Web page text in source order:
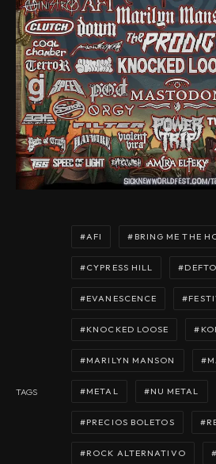
TAGS
AFI BRING ME THE
CYPRESS HILL
EVANESCENCE
KNOCKED LOOSE
MARILYN MANSON
METAL NU METAL
PRECIOS BOLETOS
ROCK ALTERNATIVO